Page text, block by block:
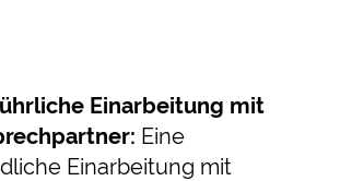
Einarbeitung mit
Eine
Einarbeitung mit